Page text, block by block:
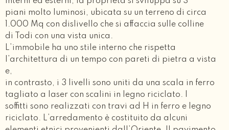
piani molto luminosi, ubicata su un terreno di circa
1.000 Mq con dislivello che si affaccia sulle colline
di Todi con una vista unica.
L’immobile ha uno stile interno che rispetta
l’architettura di un tempo con pareti di pietra a vista
e,
in contrasto, i 3 livelli sono uniti da una scala in ferro
tagliato a laser con scalini in legno riciclato. I
soffitti sono realizzati con travi ad H in ferro e legno
riciclato. L’arredamento è costituito da alcuni